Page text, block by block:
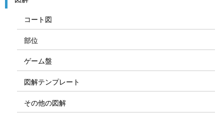
コート図
部位
ゲーム盤
図解テンプレート
その他の図解